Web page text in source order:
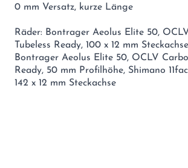
0 mm Versatz, kurze Länge
Räder: Bontrager Aeolus Elite 50,
Tubeless Ready, 100 x 12 mm Steckachse
Bontrager Aeolus Elite 50, OCLV
Ready, 50 mm Profilhöhe, Shimano
142 x 12 mm Steckachse